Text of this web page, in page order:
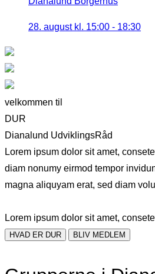
28. august kl. 15:00 - 18:30
velkommen til
DUR
Dianalund UdviklingsRåd
Lorem ipsum dolor sit amet,
diam nonumy eirmod tempor
magna aliquyam erat, sed diam
Lorem ipsum dolor sit amet,
HVAD ER DUR BLIV MEDLEM